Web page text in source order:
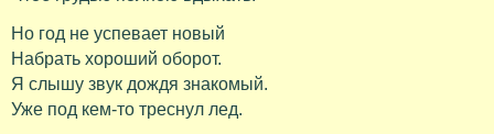
Но год не успевает новый
Набрать хороший оборот.
Я слышу звук дождя знакомый.
Уже под кем-то треснул лед.